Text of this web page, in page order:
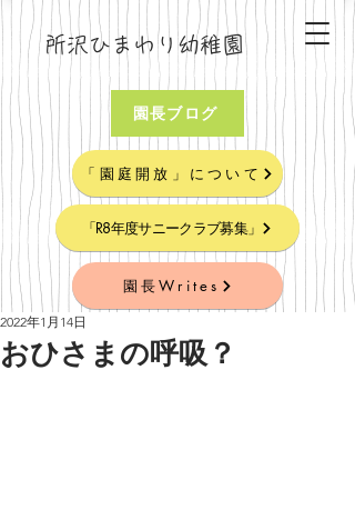
所沢ひまわり幼稚園
園長ブログ
「園庭開放」について
「R8年度サニークラブ募集」
園長Writes
おひさまの呼吸？
2022年1月14日